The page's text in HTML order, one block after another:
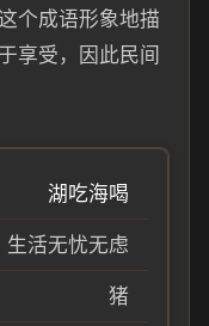
个成语形象地描
享受，因此民间
湖吃海喝
生活无忧无虑
猪